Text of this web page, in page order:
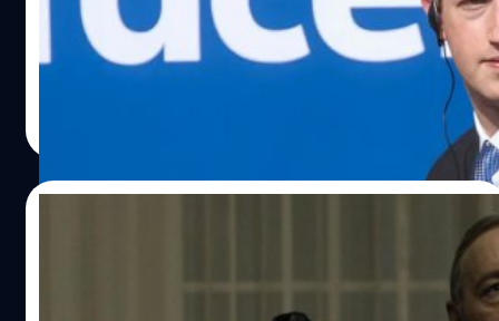
Facebook ได้กล่าวหาว่า Facebook และ Messenger สามารถ
ที่จะทำให้ตัวแอปกินพลังงานจากแบตเตอรี่ของผู้ใช้ โดยนี่
เป็นกระบวนการที่เรียกว่า การทดสอบในเชิงลบ (Negative
Testing) ซึ่งใช้เทคโนโลยีของบริษัทเพื่อใช้พลังงานจากสมา
ร์ตโฟนของผู้ใช้แบบลับ ๆ ในการทดสอบฟีเจอร์ภายในแอป
Kevin Spacey ยอมรับเป็น ‘เกย์’ แต่บอกใคร
ไม่ได้ เพราะพ่อเป็น Neo-Nazism